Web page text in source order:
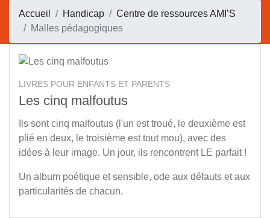
Accueil Handicap
Centre de ressources AMI’S
Malles pédagogiques
LIVRES POUR ENFANTS ET PARENTS
Les cinq malfoutus
Ils sont cinq malfoutus (l'un est troué, le deuxième est
plié en deux, le troisième est tout mou), avec des
idées à leur image. Un jour, ils rencontrent LE parfait !
Un album poétique et sensible, ode aux défauts et aux
particularités de chacun.